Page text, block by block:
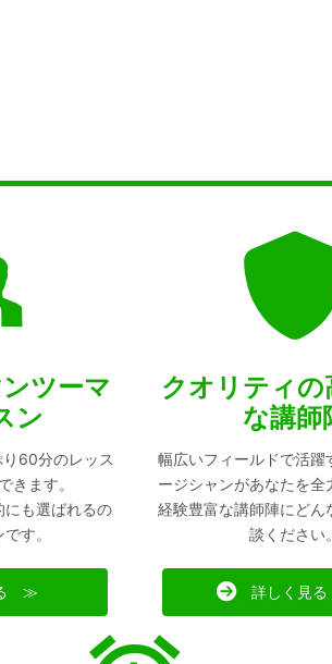
ツーマ
ン
60分のレッス
きます。
にも選ばれるの
す。
る ≫
クオリティの
な講師
幅広いフィールドで活躍
ージシャンがあなたを全
経験豊富な講師陣にどん
談ください。
詳しく見